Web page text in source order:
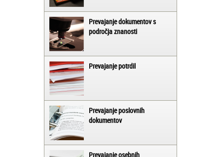
Prevajanje dokumentov s
področja znanosti
Prevajanje potrdil
Prevajanje poslovnih
dokumentov
Prevajanje osebnih